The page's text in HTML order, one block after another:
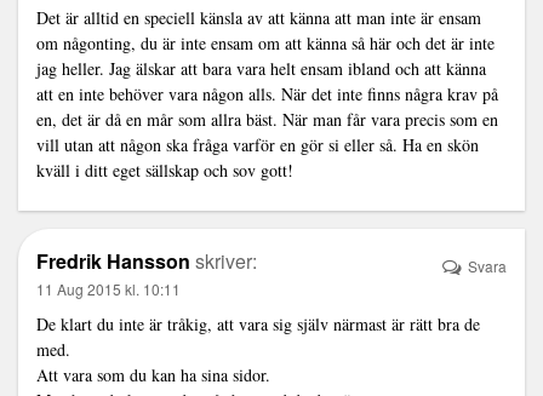
Det är alltid en speciell känsla av att känna att man inte är ensam
om någonting, du är inte ensam om att känna så här och det är inte
jag heller. Jag älskar att bara vara helt ensam ibland och att känna
att en inte behöver vara någon alls. När det inte finns några krav på
en, det är då en mår som allra bäst. När man får vara precis som en
vill utan att någon ska fråga varför en gör si eller så. Ha en skön
kväll i ditt eget sällskap och sov gott!
Fredrik Hansson skriver:
11 Aug 2015 kl. 10:11
De klart du inte är tråkig, att vara sig själv närmast är rätt bra de
med.
Att vara som du kan ha sina sidor.
Svara